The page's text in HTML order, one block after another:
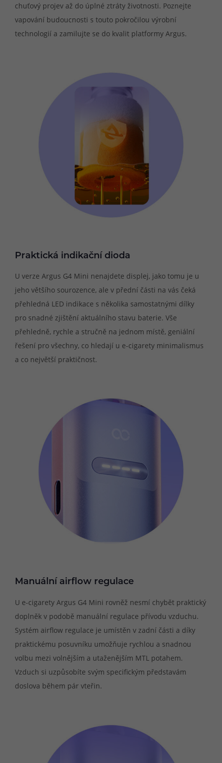
chuťový projev až do úplné ztráty životnosti. Poznejte
vapování budoucnosti s touto pokročilou výrobní
technologií a zamilujte se do kvalit platformy Argus.
Praktická indikační dioda
U verze Argus G4 Mini nenajdete displej, jako tomu je u
jeho většího sourozence, ale v přední části na vás čeká
přehledná LED indikace s několika samostatnými dílky
pro snadné zjištění aktuálního stavu baterie. Vše
přehledně, rychle a stručně na jednom místě, geniální
řešení pro všechny, co hledají u e-cigarety minimalismus
a co největší praktičnost.
Manuální airflow regulace
U e-cigarety Argus G4 Mini rovněž nesmí chybět praktický
doplněk v podobě manuální regulace přívodu vzduchu.
Systém airflow regulace je umístěn v zadní části a díky
praktickému posuvníku umožňuje rychlou a snadnou
volbu mezi volnějším a utaženějším MTL potahem.
Vzduch si uzpůsobíte svým specifickým představám
doslova během pár vteřin.